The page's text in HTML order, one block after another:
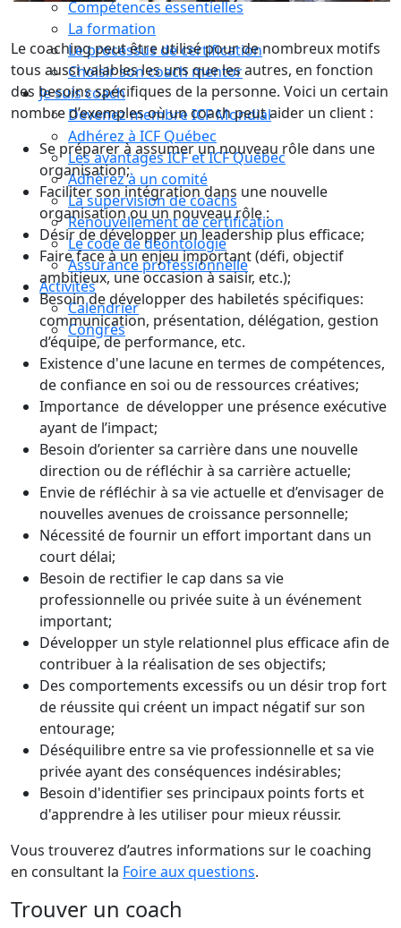
Compétences essentielles
La formation
Le processus de certification
Choisir son coach mentor
Je suis coach
Devenez membre ICF Mondial
Adhérez à ICF Québec
Les avantages ICF et ICF Québec
Adhérez à un comité
La supervision de coachs
Renouvellement de certification
Le code de déontologie
Assurance professionnelle
Activités
Calendrier
Congrès
Le coaching peut être utilisé pour de nombreux motifs
tous aussi valables les uns que les autres, en fonction
des besoins spécifiques de la personne. Voici un certain
nombre d’exemples où un coach peut aider un client :
Se préparer à assumer un nouveau rôle dans une
organisation;
Faciliter son intégration dans une nouvelle
organisation ou un nouveau rôle :
Désir de développer un leadership plus efficace;
Faire face à un enjeu important (défi, objectif
ambitieux, une occasion à saisir, etc.);
Besoin de développer des habiletés spécifiques:
communication, présentation, délégation, gestion
d’équipe, de performance, etc.
Existence d'une lacune en termes de compétences,
de confiance en soi ou de ressources créatives;
Importance de développer une présence exécutive
ayant de l’impact;
Besoin d’orienter sa carrière dans une nouvelle
direction ou de réfléchir à sa carrière actuelle;
Envie de réfléchir à sa vie actuelle et d’envisager de
nouvelles avenues de croissance personnelle;
Nécessité de fournir un effort important dans un
court délai;
Besoin de rectifier le cap dans sa vie
professionnelle ou privée suite à un événement
important;
Développer un style relationnel plus efficace afin de
contribuer à la réalisation de ses objectifs;
Des comportements excessifs ou un désir trop fort
de réussite qui créent un impact négatif sur son
entourage;
Déséquilibre entre sa vie professionnelle et sa vie
privée ayant des conséquences indésirables;
Besoin d'identifier ses principaux points forts et
d'apprendre à les utiliser pour mieux réussir.
Vous trouverez d’autres informations sur le coaching
en consultant la Foire aux questions.
Trouver un coach